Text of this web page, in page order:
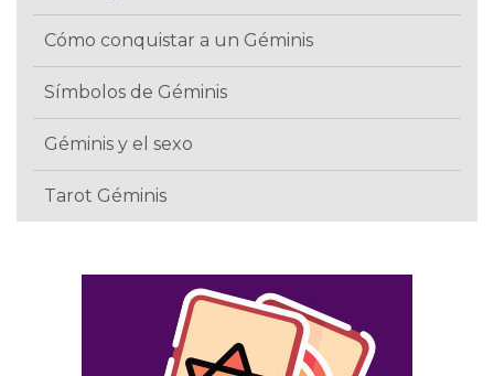
Cómo conquistar a un Géminis
Símbolos de Géminis
Géminis y el sexo
Tarot Géminis